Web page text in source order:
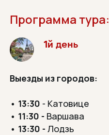
Программа тура:
1й день
Выезды из городов:
• 13:30 - Катовице
• 11:30 - Варшава
• 13:30 - Лодзь